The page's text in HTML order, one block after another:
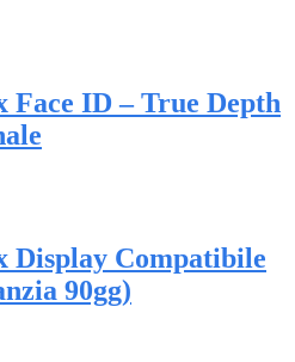
Face ID – True Depth
Display Compatibile
90gg)